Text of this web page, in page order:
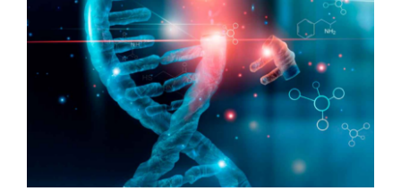
La Epigenética
optimiza tu Bienestar
Coaching Nutricional Nutrición Principal
Salud
Integrativa